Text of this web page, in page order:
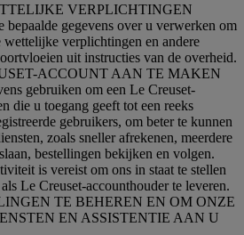
VERPLICHTINGEN
gegevens over u verwerken om
wettelijke verplichtingen en andere
uit instructies van de overheid.
ACCOUNT AAN TE MAKEN
gebruiken om een Le Creuset-
die u toegang geeft tot een reeks
gebruikers, om beter te kunnen
zoals sneller afrekenen, meerdere
bestellingen bekijken en volgen.
is vereist om ons in staat te stellen
Le Creuset-accounthouder te leveren.
TE BEHEREN EN OM ONZE
EN ASSISTENTIE AAN U